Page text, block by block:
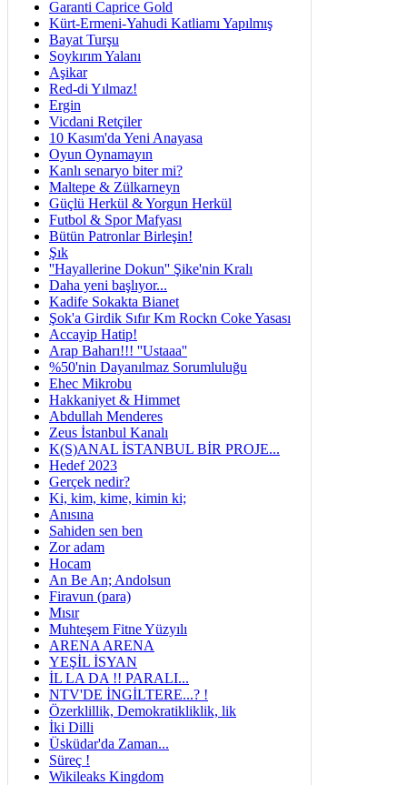
Garanti Caprice Gold
Kürt-Ermeni-Yahudi Katliamı Yapılmış
Bayat Turşu
Soykırım Yalanı
Aşikar
Red-di Yılmaz!
Ergin
Vicdani Retçiler
10 Kasım'da Yeni Anayasa
Oyun Oynamayın
Kanlı senaryo biter mi?
Maltepe & Zülkarneyn
Güçlü Herkül & Yorgun Herkül
Futbol & Spor Mafyası
Bütün Patronlar Birleşin!
Şık
''Hayallerine Dokun'' Şike'nin Kralı
Daha yeni başlıyor...
Kadife Sokakta Bianet
Şok'a Girdik Sıfır Km Rockn Coke Yasası
Accayip Hatip!
Arap Baharı!!! ''Ustaaa''
%50'nin Dayanılmaz Sorumluluğu
Ehec Mikrobu
Hakkaniyet & Himmet
Abdullah Menderes
Zeus İstanbul Kanalı
K(S)ANAL İSTANBUL BİR PROJE...
Hedef 2023
Gerçek nedir?
Ki, kim, kime, kimin ki;
Anısına
Sahiden sen ben
Zor adam
Hocam
An Be An; Andolsun
Firavun (para)
Mısır
Muhteşem Fitne Yüzyılı
ARENA ARENA
YEŞİL İSYAN
İL LA DA !! PARALI...
NTV'DE İNGİLTERE...? !
Özerklillik, Demokratikliklik, lik
İki Dilli
Üsküdar'da Zaman...
Süreç !
Wikileaks Kingdom